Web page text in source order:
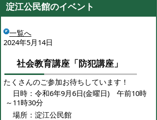
淀江公民館のイベント
一覧へ
2024年5月14日
社会教育講座「防犯講座」
たくさんのご参加お待ちしています！
日時：令和6年9月6日(金曜日) 午前10時
～11時30分
場所：淀江公民館